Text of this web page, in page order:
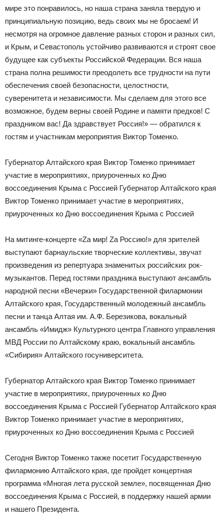
мире это понравилось, но наша страна заняла твердую и
принципиальную позицию, ведь своих мы не бросаем! И
несмотря на огромное давление разных сторон и разных сил,
и Крым, и Севастополь устойчиво развиваются и строят свое
будущее как субъекты Российской Федерации. Вся наша
страна полна решимости преодолеть все трудности на пути
обеспечения своей безопасности, целостности,
суверенитета и независимости. Мы сделаем для этого все
возможное, будем верны своей Родине и памяти предков! С
праздником вас! Да здравствует Россия!» — обратился к
гостям и участникам мероприятия Виктор Томенко.
Губернатор Алтайского края Виктор Томенко принимает
участие в мероприятиях, приуроченных ко Дню
воссоединения Крыма с Россией Губернатор Алтайского края
Виктор Томенко принимает участие в мероприятиях,
приуроченных ко Дню воссоединения Крыма с Россией
На митинге-концерте «Za мир! Za Россию!» для зрителей
выступают барнаульские творческие коллективы, звучат
произведения из репертуара знаменитых российских рок-
музыкантов. Перед гостями праздника выступают ансамбль
народной песни «Вечерки» Государственной филармонии
Алтайского края, Государственный молодежный ансамбль
песни и танца Алтая им. А.Ф. Березикова, вокальный
ансамбль «Имидж» Культурного центра Главного управления
МВД России по Алтайскому краю, вокальный ансамбль
«Сибирия» Алтайского госуниверситета.
Губернатор Алтайского края Виктор Томенко принимает
участие в мероприятиях, приуроченных ко Дню
воссоединения Крыма с Россией Губернатор Алтайского края
Виктор Томенко принимает участие в мероприятиях,
приуроченных ко Дню воссоединения Крыма с Россией
Сегодня Виктор Томенко также посетит Государственную
филармонию Алтайского края, где пройдет концертная
программа «Многая лета русской земле», посвященная Дню
воссоединения Крыма с Россией, в поддержку нашей армии
и нашего Президента.